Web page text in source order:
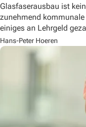
Glasfaserausbau ist
zunehmend
einiges an Lehrgeld
Hans-Peter Hoeren